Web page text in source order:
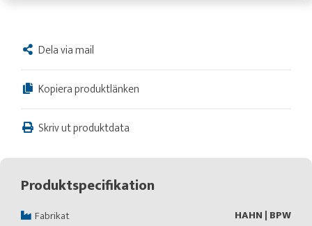
Dela via mail
Kopiera produktlänken
Skriv ut produktdata
Produktspecifikation
Fabrikat
HAHN | BPW